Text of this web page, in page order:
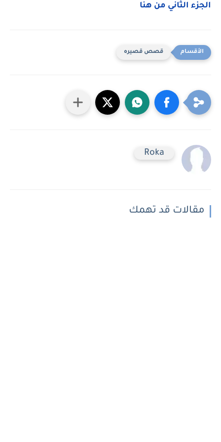
الجزء الثاني من هنا
قصص قصيره
Roka
مقالات قد تهمك